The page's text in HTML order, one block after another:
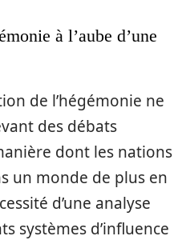
à l’aube d’une
de l’hégémonie ne
des débats
dont les nations
un monde de plus en
d’une analyse
systèmes d’influence